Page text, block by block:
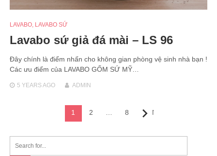
LAVABO LAVABO SỨ
Lavabo sứ giả đá mài – LS 96
Đây chính là điểm nhấn cho không gian phòng vệ sinh nhà bạn !
Các ưu điểm của LAVABO GỐM SỨ MỸ…
5 YEARSAGO ADMIN
1 2 8 Next